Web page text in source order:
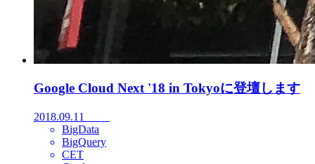
Google Cloud Next '18 in Tokyoに登壇します
2018.09.11
BigData
BigQuery
CET